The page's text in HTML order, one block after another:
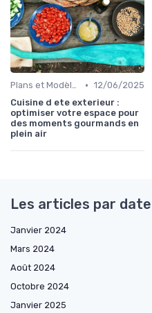
Plans et Modèles de Cuisines Extérieures • 12/06/2025
Cuisine d ete exterieur :
optimiser votre espace pour
des moments gourmands en
plein air
Les articles par date
Janvier 2024
Mars 2024
Août 2024
Octobre 2024
Janvier 2025